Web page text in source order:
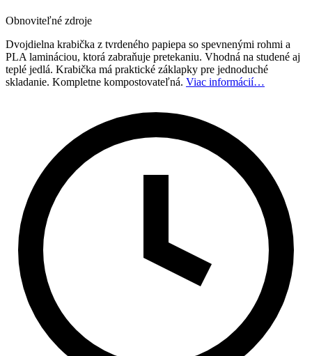
Obnoviteľné zdroje
Dvojdielna krabička z tvrdeného papiepa so spevnenými rohmi a
PLA lamináciou, ktorá zabraňuje pretekaniu. Vhodná na studené aj
teplé jedlá. Krabička má praktické záklapky pre jednoduché
skladanie. Kompletne kompostovateľná. Viac informácií…